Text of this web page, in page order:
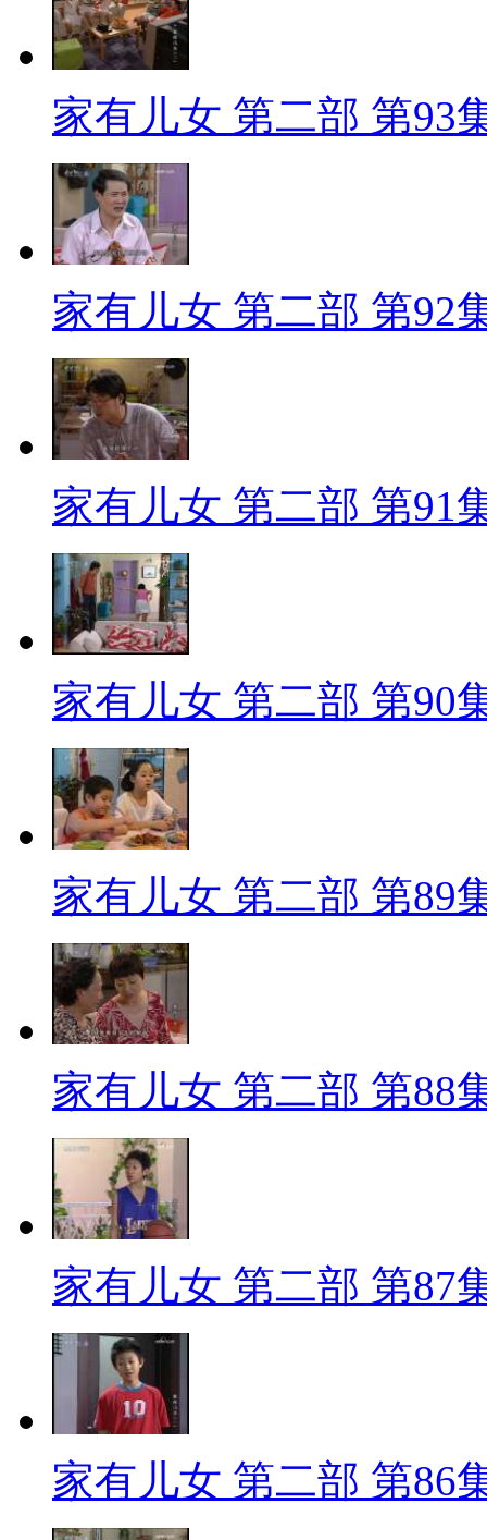
家有儿女 第二部 第93
家有儿女 第二部 第92
家有儿女 第二部 第91
家有儿女 第二部 第90
家有儿女 第二部 第89
家有儿女 第二部 第88
家有儿女 第二部 第87
家有儿女 第二部 第86